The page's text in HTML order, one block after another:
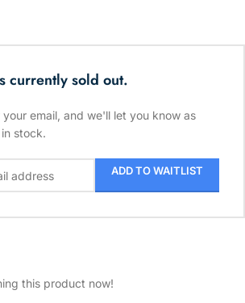
currently sold out.
your email, and we'll let you know as
stock.
ADD TO WAITLIST
this product now!